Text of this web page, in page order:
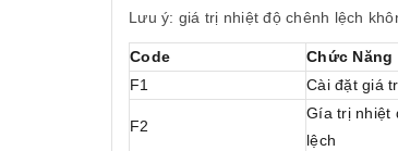
Lưu ý: giá trị nhiệt độ chênh lệch
Code Chức Năng
F1
Cài đặt giá
F2
Gía trị nhiệt
lệch